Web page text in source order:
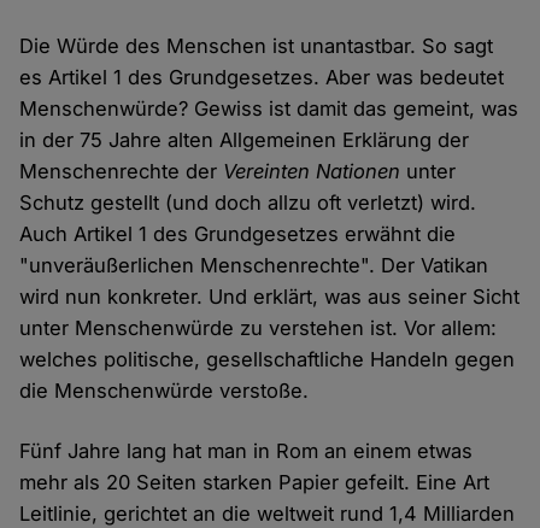
Die Würde des Menschen ist unantastbar. So sagt
es Artikel 1 des Grundgesetzes. Aber was bedeutet
Menschenwürde? Gewiss ist damit das gemeint, was
in der 75 Jahre alten Allgemeinen Erklärung der
Menschenrechte der Vereinten Nationen unter
Schutz gestellt (und doch allzu oft verletzt) wird.
Auch Artikel 1 des Grundgesetzes erwähnt die
"unveräußerlichen Menschenrechte". Der Vatikan
wird nun konkreter. Und erklärt, was aus seiner Sicht
unter Menschenwürde zu verstehen ist. Vor allem:
welches politische, gesellschaftliche Handeln gegen
die Menschenwürde verstoße.
Fünf Jahre lang hat man in Rom an einem etwas
mehr als 20 Seiten starken Papier gefeilt. Eine Art
Leitlinie, gerichtet an die weltweit rund 1,4 Milliarden